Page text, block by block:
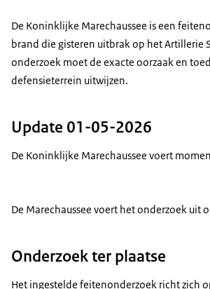
De Koninklijke Marechaussee is een
brand die gisteren uitbrak op het Artillerie
onderzoek moet de exacte oorzaak en
defensieterrein uitwijzen.
Update 01-05-2026
De Koninklijke Marechaussee voert
De Marechaussee voert het onderzoek
Onderzoek ter plaatse
Het ingestelde feitenonderzoek richt zich